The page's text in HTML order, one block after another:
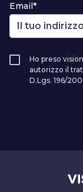
Email*
Ho preso
autorizzo il
D.Lgs. 196/